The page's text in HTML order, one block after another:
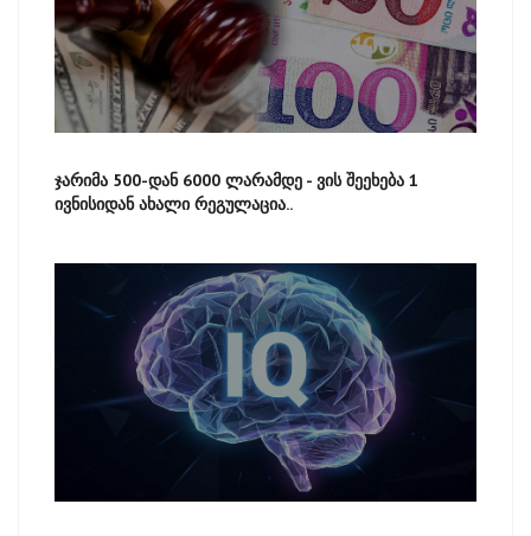
ჯარიმა 500-დან 6000 ლარამდე - ვის შეეხება 1
ივნისიდან ახალი რეგულაცია..